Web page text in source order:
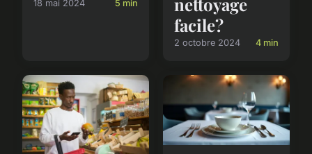
18 mai 2024 5 min
facile?
2 octobre 2024 4 min